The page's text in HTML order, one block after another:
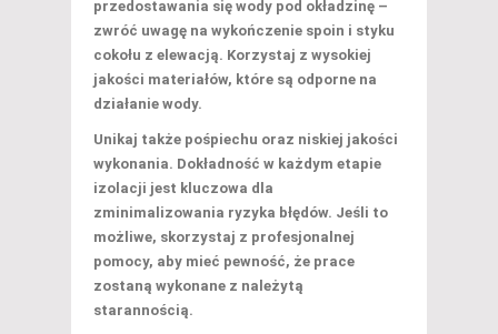
przedostawania się wody pod okładzinę –
zwróć uwagę na wykończenie spoin i styku
cokołu z elewacją. Korzystaj z wysokiej
jakości materiałów, które są odporne na
działanie wody.
Unikaj także pośpiechu oraz niskiej jakości
wykonania. Dokładność w każdym etapie
izolacji jest kluczowa dla
zminimalizowania ryzyka błędów. Jeśli to
możliwe, skorzystaj z profesjonalnej
pomocy, aby mieć pewność, że prace
zostaną wykonane z należytą
starannością.